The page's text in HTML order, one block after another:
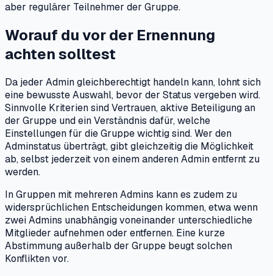
aber regulärer Teilnehmer der Gruppe.
Worauf du vor der Ernennung
achten solltest
Da jeder Admin gleichberechtigt handeln kann, lohnt sich
eine bewusste Auswahl, bevor der Status vergeben wird.
Sinnvolle Kriterien sind Vertrauen, aktive Beteiligung an
der Gruppe und ein Verständnis dafür, welche
Einstellungen für die Gruppe wichtig sind. Wer den
Adminstatus überträgt, gibt gleichzeitig die Möglichkeit
ab, selbst jederzeit von einem anderen Admin entfernt zu
werden.
In Gruppen mit mehreren Admins kann es zudem zu
widersprüchlichen Entscheidungen kommen, etwa wenn
zwei Admins unabhängig voneinander unterschiedliche
Mitglieder aufnehmen oder entfernen. Eine kurze
Abstimmung außerhalb der Gruppe beugt solchen
Konflikten vor.